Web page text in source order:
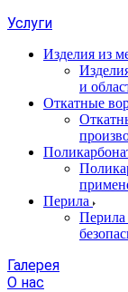
Услуги
Изделия из
и
Откатные
Перила
Перила
Галерея
О нас